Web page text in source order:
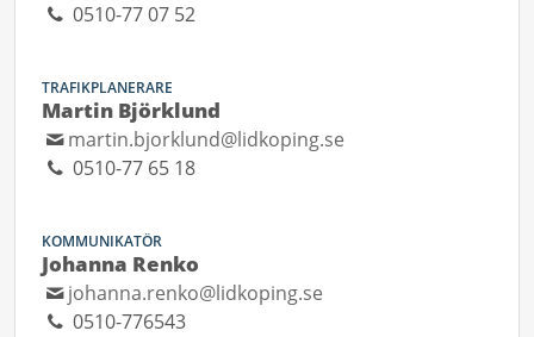
0510-77 07 52
TRAFIKPLANERARE
Martin Björklund
martin.bjorklund@lidkoping.se
0510-77 65 18
KOMMUNIKATÖR
Johanna Renko
johanna.renko@lidkoping.se
0510-776543